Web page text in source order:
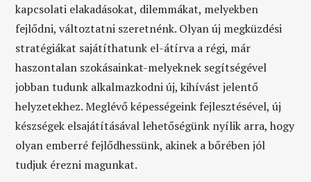
kapcsolati elakadásokat, dilemmákat, melyekben
fejlődni, változtatni szeretnénk. Olyan új megküzdési
stratégiákat sajátíthatunk el-átírva a régi, már
haszontalan szokásainkat-melyeknek segítségével
jobban tudunk alkalmazkodni új, kihívást jelentő
helyzetekhez. Meglévő képességeink fejlesztésével, új
készségek elsajátításával lehetőségünk nyílik arra, hogy
olyan emberré fejlődhessünk, akinek a bőrében jól
tudjuk érezni magunkat.